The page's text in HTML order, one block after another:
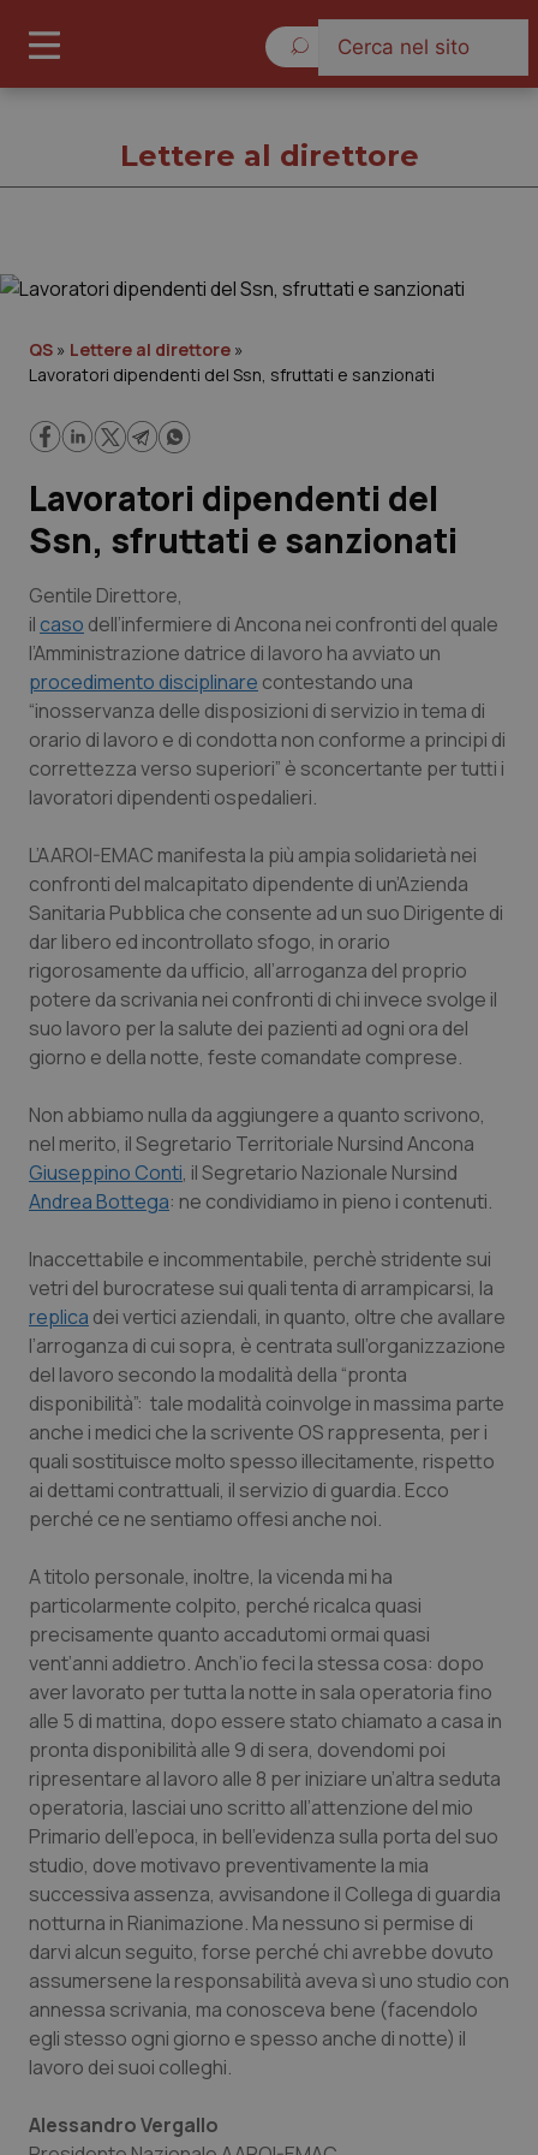
Cronache
Lavoro e Professioni
Scienza e Farmaci
Studi e Analisi
Lettere al direttore
Edizioni Regionali
QS Pro
Professionisti Sanitari.AI
Abruzzo
Basilicata
Campania
Emilia-Romagna
Friuli Venezia Giulia
Lazio
Liguria
Lombardia
Marche
Molise
Piemonte
Provincia Autonoma di Bolzano
Provincia Autonoma di Trento
Puglia
Sardegna
Sicilia
Toscana
QS Pro Gold
Artrite & artrosi
Car-T
Colesterolo & coronaropatie
Dermatite Atopica
Diabete & glucometri
Disturbi dell’umore
Dolore
Donna & Salute
Epatiti
HIV
Infezioni & Febbre
Ipertensione & Scompenso
Malattie rare
Malattia di Crohn & Rettocolite Ulcerosa
Neuroscienze & patologie neurodegenerative
Obesità
QS Club Newsletter
Lettere al direttore
QS » Lettere al direttore »
Lavoratori dipendenti del Ssn, sfruttati e sanzionati
Lavoratori dipendenti del
Ssn, sfruttati e sanzionati
Gentile Direttore,
il caso dell’infermiere di Ancona nei confronti del quale
l’Amministrazione datrice di lavoro ha avviato un
procedimento disciplinare contestando una
“inosservanza delle disposizioni di servizio in tema di
orario di lavoro e di condotta non conforme a principi di
correttezza verso superiori” è sconcertante per tutti i
lavoratori dipendenti ospedalieri.
L’AAROI-EMAC manifesta la più ampia solidarietà nei
confronti del malcapitato dipendente di un’Azienda
Sanitaria Pubblica che consente ad un suo Dirigente di
dar libero ed incontrollato sfogo, in orario
rigorosamente da ufficio, all’arroganza del proprio
potere da scrivania nei confronti di chi invece svolge il
suo lavoro per la salute dei pazienti ad ogni ora del
giorno e della notte, feste comandate comprese.
Non abbiamo nulla da aggiungere a quanto scrivono,
nel merito, il Segretario Territoriale Nursind Ancona
Giuseppino Conti, il Segretario Nazionale Nursind
Andrea Bottega: ne condividiamo in pieno i contenuti.
Inaccettabile e incommentabile, perchè stridente sui
vetri del burocratese sui quali tenta di arrampicarsi, la
replica dei vertici aziendali, in quanto, oltre che avallare
l’arroganza di cui sopra, è centrata sull’organizzazione
del lavoro secondo la modalità della “pronta
disponibilità”: tale modalità coinvolge in massima parte
anche i medici che la scrivente OS rappresenta, per i
quali sostituisce molto spesso illecitamente, rispetto
ai dettami contrattuali, il servizio di guardia. Ecco
perché ce ne sentiamo offesi anche noi.
A titolo personale, inoltre, la vicenda mi ha
particolarmente colpito, perché ricalca quasi
precisamente quanto accadutomi ormai quasi
vent’anni addietro. Anch’io feci la stessa cosa: dopo
aver lavorato per tutta la notte in sala operatoria fino
alle 5 di mattina, dopo essere stato chiamato a casa in
pronta disponibilità alle 9 di sera, dovendomi poi
ripresentare al lavoro alle 8 per iniziare un’altra seduta
operatoria, lasciai uno scritto all’attenzione del mio
Primario dell’epoca, in bell’evidenza sulla porta del suo
studio, dove motivavo preventivamente la mia
successiva assenza, avvisandone il Collega di guardia
notturna in Rianimazione. Ma nessuno si permise di
darvi alcun seguito, forse perché chi avrebbe dovuto
assumersene la responsabilità aveva sì uno studio con
annessa scrivania, ma conosceva bene (facendolo
egli stesso ogni giorno e spesso anche di notte) il
lavoro dei suoi colleghi.
Alessandro Vergallo